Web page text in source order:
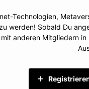
Technologien,
werden! Sobald Du
anderen Mitgliedern